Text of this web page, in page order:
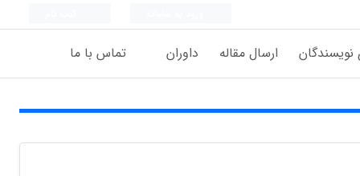
نویسندگان ارسال مقاله داوران تماس با ما